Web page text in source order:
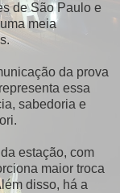
de São Paulo e
meia
da prova
essa
sabedoria e
estação, com
maior troca
disso, há a